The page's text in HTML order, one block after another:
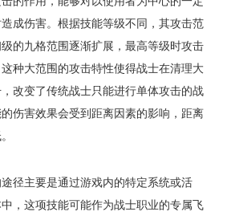
成伤害。根据技能等级不同，其攻击范
的九格范围逐渐扩展，最高等级时攻击
种大范围的攻击特性使得战士在清理大
改变了传统战士只能进行单体攻击的战
伤害效果会受到距离因素的影响，距离
径主要是通过游戏内的特定系统或活
，这项技能可能作为战士职业的专属飞